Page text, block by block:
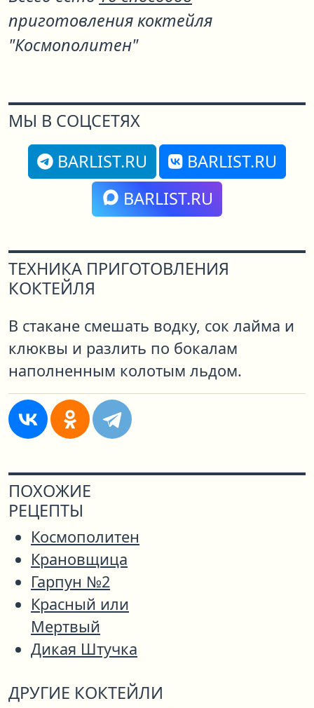
приготовления коктейля
"Космополитен"
МЫ В СОЦСЕТЯХ
BARLIST.RU
BARLIST.RU
BARLIST.RU
ТЕХНИКА ПРИГОТОВЛЕНИЯ
КОКТЕЙЛЯ
В стакане смешать водку, сок лайма и
клюквы и разлить по бокалам
наполненным колотым льдом.
ПОХОЖИЕ
РЕЦЕПТЫ
Космополитен
Крановщица
Гарпун №2
Красный или
Мертвый
Дикая Штучка
ДРУГИЕ КОКТЕЙЛИ